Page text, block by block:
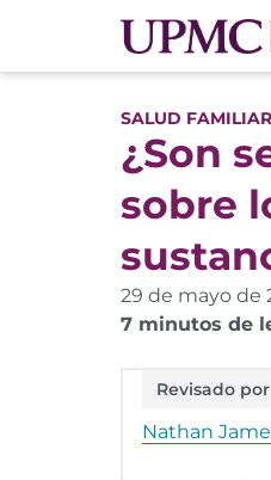
SALUD FAMILIAR
¿Son
sobre
29 de mayo de
7 minutos de
Revisado por
Nathan